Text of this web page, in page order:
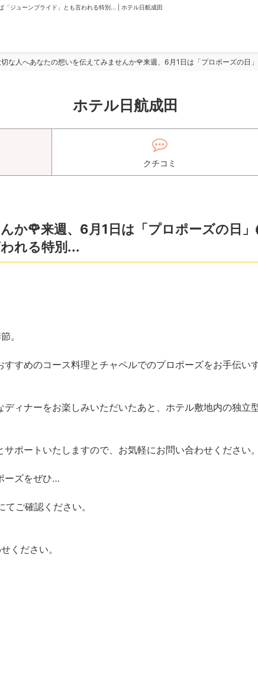
ジューンブライド」とも言われる特別... | ホテル日航成田
切な人へあなたの想いを伝えてみませんか🌹来週、6月1日は「プロポーズの日
ホテル日航成田
クチコミ
か🌹来週、6月1日は「プロポーズの日
れる特別...
。
すめのコース料理とチャペルでのプロポーズをお手伝い
ィナーをお楽しみいただいたあと、ホテル敷地内の独立
ポートいたしますので、お気軽にお問い合わせください。
ーズをぜひ…
ご確認ください。
ください。